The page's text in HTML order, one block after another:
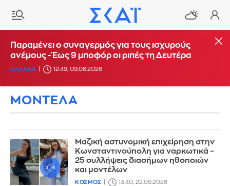
Παραμένει ο συναγερμός για τους ισχυρούς
ανέμους - Έως 9 μποφόρ οι ριπές τη Δευτέρα
ΕΛΛΑΔΑ 12:49, 09.08.2026
ΜΟΝΤΕΛΑ
Μαζική αστυνομική επιχείρηση στην
Κωνσταντινούπολη για ναρκωτικά –
25 συλλήψεις διασήμων ηθοποιών
και μοντέλων
ΚΟΣΜΟΣ 13:40, 22.05.2026